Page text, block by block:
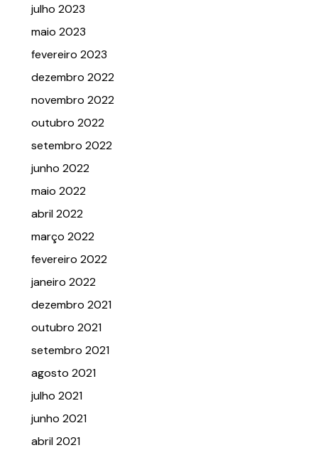
julho 2023
maio 2023
fevereiro 2023
dezembro 2022
novembro 2022
outubro 2022
setembro 2022
junho 2022
maio 2022
abril 2022
março 2022
fevereiro 2022
janeiro 2022
dezembro 2021
outubro 2021
setembro 2021
agosto 2021
julho 2021
junho 2021
abril 2021